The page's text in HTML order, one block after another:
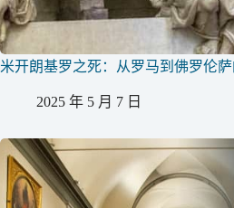
米开朗基罗之死：从罗马到佛罗伦
2025 年 5 月 7 日